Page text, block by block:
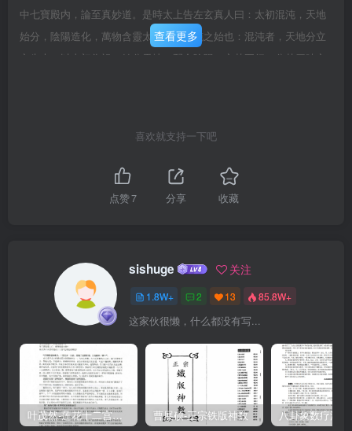
中七寶殿内，論至真妙道。是時太上告左玄真人曰：太初混沌，天地
始分，陰陽造化，萬物含靈太初者，混沌之始也：混沌者，天地分立
之先也。以太初為祖，始分天地，配合陰陽，立其五行，分其四時之
隨之有理，勤志皆明，大道無形，其理幽遠，若不志勤，難明妙理。
守終如始，功行乃成。修道之人，施其功行，守終如初，大之與小，
無不成矣！持齋奉戒，淡泊為門，人以齋為戒，以戒為行，齋戒為
者，眼耳鼻舌心意也，常以舌責其味，眼觀其色，耳聽其聲，鼻嗅其
香，心意繫其事，欲綠情逐物，亂其身心，皆六根之贼者也萬神乃
遵。人身中有三萬六千之神，俱好生而不好死，若人守其玄元之、
理，達無為之道，身無穢污，萬神豈不遵伏也。修心鍊性，是吾本
身。修心者，以心無心也：鍊性者，以性無性也。太上乃清靜虚無之
神，玄元至德之尊。几人去其情染，外其是非，守其大道之理，豈不
為一醴本身？吾身非道，因道成真，身非道者，為道乃虚，無身則有
查看更多
喜欢就支持一下吧
点赞7 分享 收藏
sishuge 关注
1.8W+ 2 13 85.8W+
这家伙很懒，什么都没有写...
叶茂然-莲花十二宫佛家奇门面授及答疑 曹展硕-正宗铁版神数